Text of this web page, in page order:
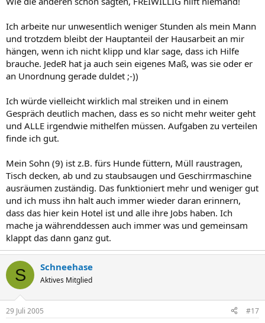
Ich arbeite nur unwesentlich weniger Stunden als mein Mann
und trotzdem bleibt der Hauptanteil der Hausarbeit an mir
hängen, wenn ich nicht klipp und klar sage, dass ich Hilfe
brauche. JedeR hat ja auch sein eigenes Maß, was sie oder er
an Unordnung gerade duldet ;-))
Ich würde vielleicht wirklich mal streiken und in einem
Gespräch deutlich machen, dass es so nicht mehr weiter geht
und ALLE irgendwie mithelfen müssen. Aufgaben zu verteilen
finde ich gut.
Mein Sohn (9) ist z.B. fürs Hunde füttern, Müll raustragen,
Tisch decken, ab und zu staubsaugen und Geschirrmaschine
ausräumen zuständig. Das funktioniert mehr und weniger gut
und ich muss ihn halt auch immer wieder daran erinnern,
dass das hier kein Hotel ist und alle ihre Jobs haben. Ich
mache ja währenddessen auch immer was und gemeinsam
klappt das dann ganz gut.
S Schneehase
Aktives Mitglied
29 Juli 2005 #17